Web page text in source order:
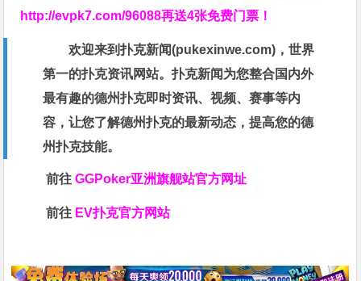
http://evpk7.com/96088再送4张免费门票！
欢迎来到扑克新闻(pukexinwe.com)，世界
第一的扑克资讯网站。扑克新闻为您整合国内外
最有趣的德州扑克即时资讯、视频、赛事等内
容，让您了解德州扑克的最新动态，提高您的德
州扑克技能。
前往GGPoker亚洲旗舰站官方网址
前往 EV扑克官方网站